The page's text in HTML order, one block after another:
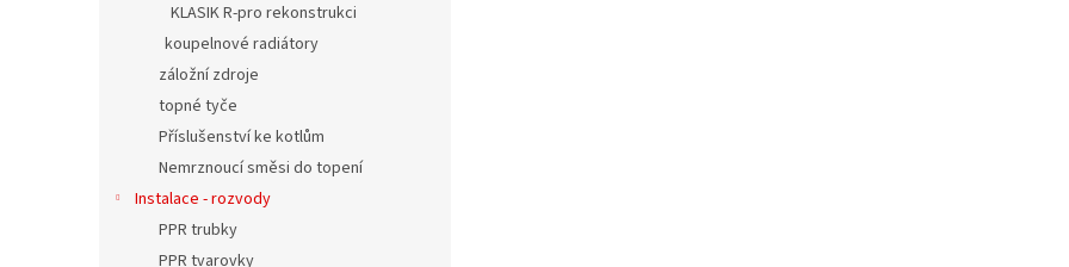
KLASIK R-pro rekonstrukci
koupelnové radiátory
záložní zdroje
topné tyče
Příslušenství ke kotlům
Nemrznoucí směsi do topení
Instalace - rozvody
PPR trubky
PPR tvarovky